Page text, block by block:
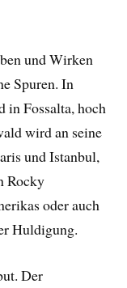
und Wirken
Spuren. In
in Fossalta, hoch
wird an seine
und Istanbul,
Rocky
oder auch
Huldigung.